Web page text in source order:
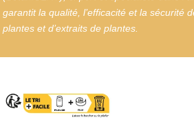
garantit la qualité, l’efficacité et la sécurité
plantes et d’extraits de plantes.